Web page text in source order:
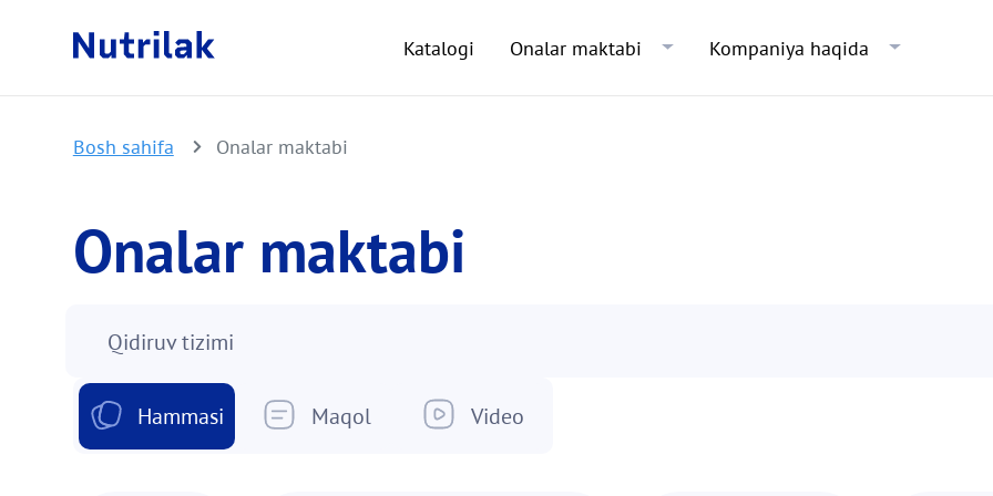
Katalogi Onalar maktabi Kompaniya haqida
Bosh sahifa Onalar maktabi
Onalar maktabi
Qidiruv tizimi
Hammasi Maqol Video